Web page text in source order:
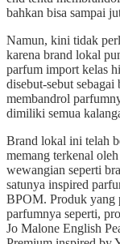
bahkan bisa sampai
Namun, kini tidak
karena brand lokal
parfum import kelas
disebut-sebut
membandrol
dimiliki semua
Brand lokal ini telah
memang terkenal
wewangian seperti
satunya inspired
BPOM. Produk yang
parfumnya seperti,
Jo Malone English